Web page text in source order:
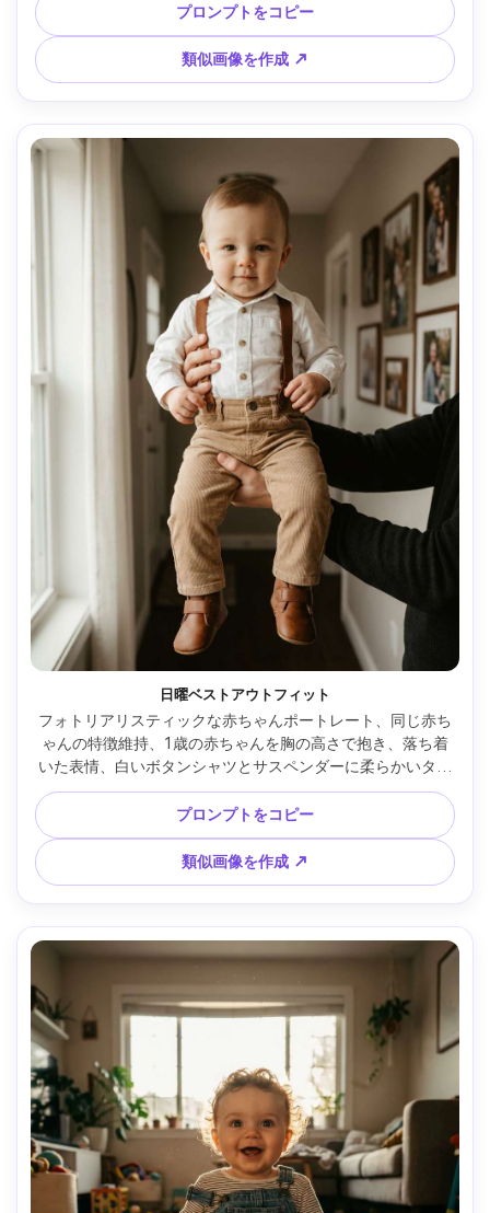
の光とナイトライトのボケ、暖かいタングステン光にかすか
な窓の月明かり、Canon R5、50mm f/1.2、トップダウンア
ングル、中心構図、自然な影、穏やかなシネマティックカラ
ーグレード、高解像度、エディトリアルリアリズム、安心感
ある一日の終わりの感情 --ar 4:5
プロンプトをコピー
類似画像を作成 ↗
日曜ベストアウトフィット
フォトリアリスティックな赤ちゃんポートレート、同じ赤ち
ゃんの特徴維持、1歳の赤ちゃんを胸の高さで抱き、落ち着
いた表情、白いボタンシャツとサスペンダーに柔らかいタン
カラーのパンツ、小さな革靴、背景：フォーカスがぼやけた
家族写真の飾られた静かな廊下、柔らかな窓光、Nikon Z8、
85mm f/1.8、クローズポートレート構図、さりげないビネッ
ト、温かいノスタルジックトーン、リアルな生地の折り目、
シャープなフォーカス、自然な肌質 --ar 4:5
プロンプトをコピー
類似画像を作成 ↗